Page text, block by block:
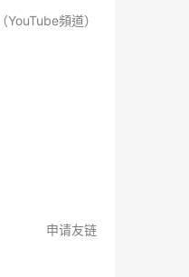
頻道）
申请友链